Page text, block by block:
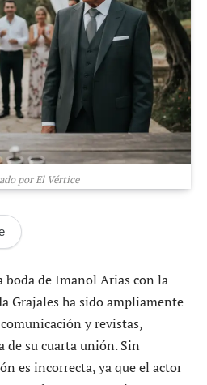
por El Vértice
boda de Imanol Arias con la
Grajales ha sido ampliamente
y revistas,
de su cuarta unión. Sin
es incorrecta, ya que el actor